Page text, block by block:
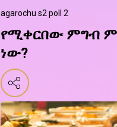
agarochu s2 poll 2
የሚቀርበው ምግብ
ነው?